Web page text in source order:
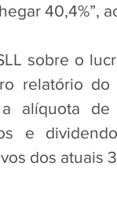
40,4%”,
sobre o
relatório do
alíquota
e
dos atuais